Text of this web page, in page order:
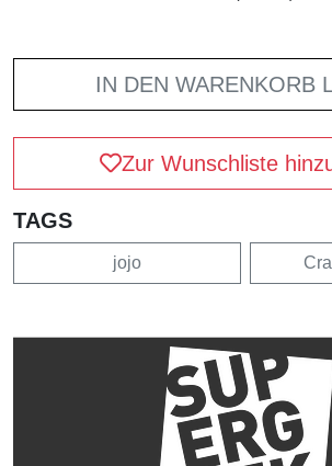
IN DEN WARENKORB
Zur Wunschliste
TAGS
jojo